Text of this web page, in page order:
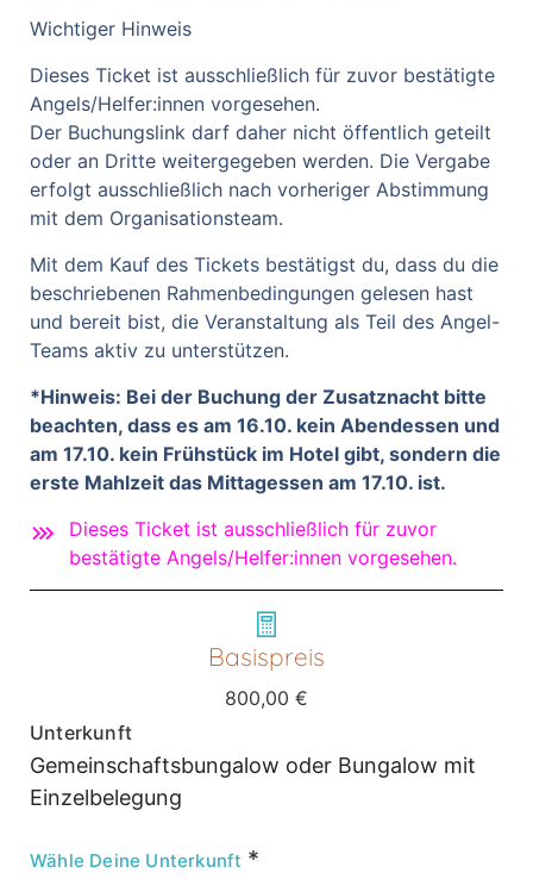
Wichtiger Hinweis
Dieses Ticket ist ausschließlich für zuvor bestätigte
Angels/Helfer:innen vorgesehen.
Der Buchungslink darf daher nicht öffentlich geteilt
oder an Dritte weitergegeben werden. Die Vergabe
erfolgt ausschließlich nach vorheriger Abstimmung
mit dem Organisationsteam.
Mit dem Kauf des Tickets bestätigst du, dass du die
beschriebenen Rahmenbedingungen gelesen hast
und bereit bist, die Veranstaltung als Teil des Angel-
Teams aktiv zu unterstützen.
*Hinweis: Bei der Buchung der Zusatznacht bitte
beachten, dass es am 16.10. kein Abendessen und
am 17.10. kein Frühstück im Hotel gibt, sondern die
erste Mahlzeit das Mittagessen am 17.10. ist.
Dieses Ticket ist ausschließlich für zuvor
bestätigte Angels/Helfer:innen vorgesehen.
Basispreis
800,00 €
Unterkunft
Gemeinschaftsbungalow oder Bungalow mit
Einzelbelegung
Wähle Deine Unterkunft *